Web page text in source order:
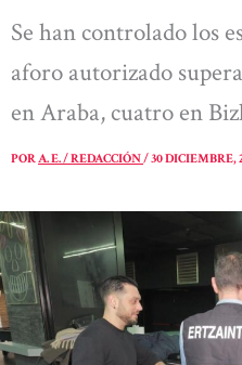
Se han controlado los
aforo autorizado
en Araba, cuatro en
PORA. E. / REDACCIÓN/30 DICIEMBRE,